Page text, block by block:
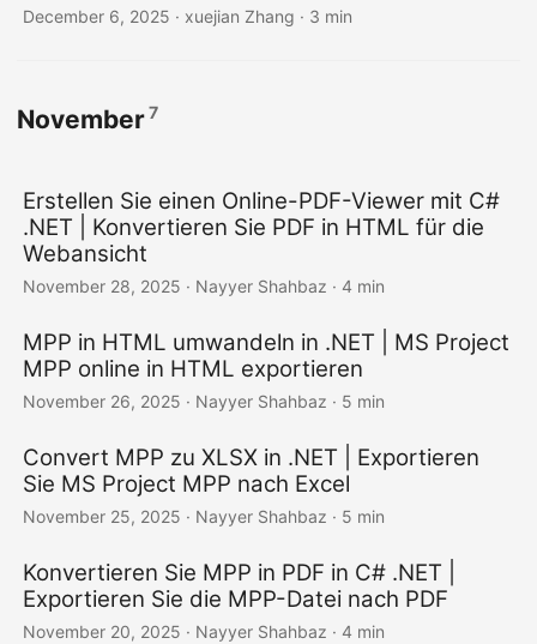
December 6, 2025 · xuejian Zhang · 3 min
November7
Erstellen Sie einen Online-PDF-Viewer mit C#
.NET | Konvertieren Sie PDF in HTML für die
Webansicht
November 28, 2025 · Nayyer Shahbaz · 4 min
MPP in HTML umwandeln in .NET | MS Project
MPP online in HTML exportieren
November 26, 2025 · Nayyer Shahbaz · 5 min
Convert MPP zu XLSX in .NET | Exportieren
Sie MS Project MPP nach Excel
November 25, 2025 · Nayyer Shahbaz · 5 min
Konvertieren Sie MPP in PDF in C# .NET |
Exportieren Sie die MPP-Datei nach PDF
November 20, 2025 · Nayyer Shahbaz · 4 min